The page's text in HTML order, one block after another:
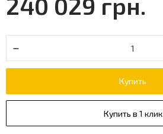
Купить
Купить в 1 клик